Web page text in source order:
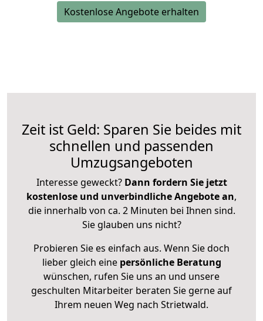
Kostenlose Angebote erhalten
Zeit ist Geld: Sparen Sie beides mit
schnellen und passenden
Umzugsangeboten
Interesse geweckt? Dann fordern Sie jetzt
kostenlose und unverbindliche Angebote an,
die innerhalb von ca. 2 Minuten bei Ihnen sind.
Sie glauben uns nicht?
Probieren Sie es einfach aus. Wenn Sie doch
lieber gleich eine persönliche Beratung
wünschen, rufen Sie uns an und unsere
geschulten Mitarbeiter beraten Sie gerne auf
Ihrem neuen Weg nach Strietwald.